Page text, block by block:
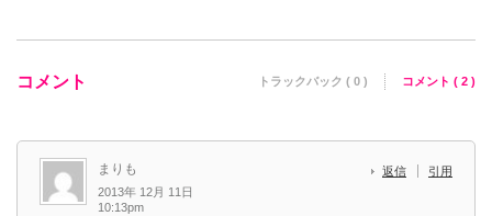
コメント トラックバック ( 0 ) コメント ( 2 )
まりも
2013年 12月 11日
10:13pm
返信 引用